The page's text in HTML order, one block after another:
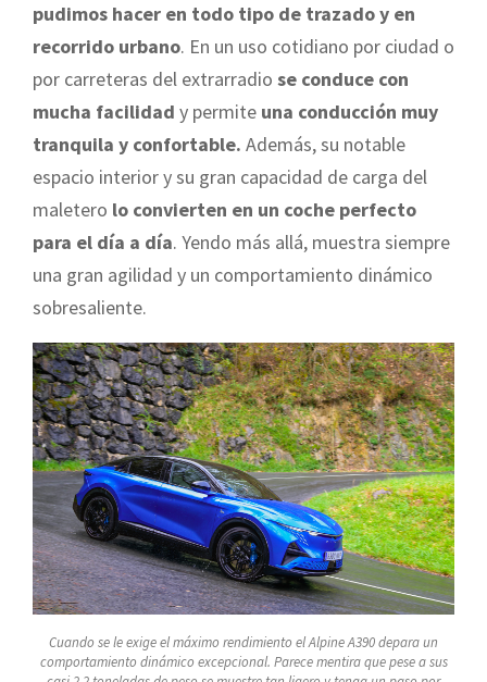
pudimos hacer en todo tipo de trazado y en
recorrido urbano. En un uso cotidiano por ciudad o
por carreteras del extrarradio se conduce con
mucha facilidad y permite una conducción muy
tranquila y confortable. Además, su notable
espacio interior y su gran capacidad de carga del
maletero lo convierten en un coche perfecto
para el día a día. Yendo más allá, muestra siempre
una gran agilidad y un comportamiento dinámico
sobresaliente.
Cuando se le exige el máximo rendimiento el Alpine A390 depara un
comportamiento dinámico excepcional. Parece mentira que pese a sus